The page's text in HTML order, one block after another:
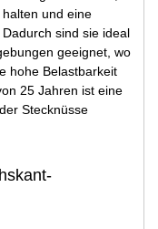
und eine
sind sie ideal
geeignet, wo
hohe Belastbarkeit
25 Jahren ist eine
Stecknüsse